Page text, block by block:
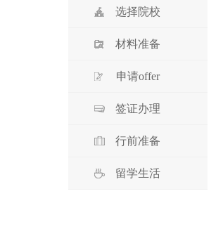
选择院校
材料准备
申请offer
签证办理
行前准备
留学生活